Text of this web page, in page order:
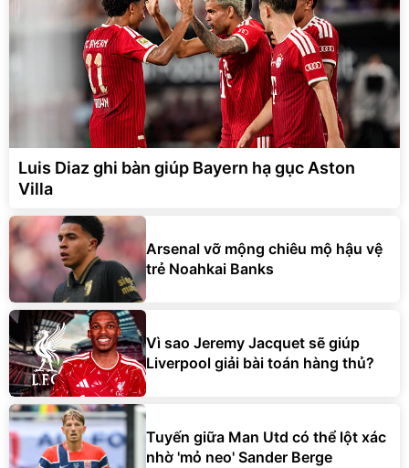
Luis Diaz ghi bàn giúp Bayern hạ gục Aston
Villa
Arsenal vỡ mộng chiêu mộ hậu vệ
trẻ Noahkai Banks
Vì sao Jeremy Jacquet sẽ giúp
Liverpool giải bài toán hàng thủ?
Tuyến giữa Man Utd có thể lột xác
nhờ 'mỏ neo' Sander Berge